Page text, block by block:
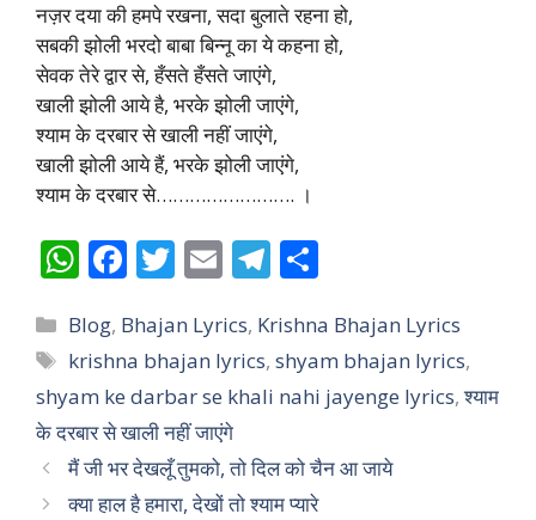
नज़र दया की हमपे रखना, सदा बुलाते रहना हो,
सबकी झोली भरदो बाबा बिन्नू का ये कहना हो,
सेवक तेरे द्वार से, हँसते हँसते जाएंगे,
खाली झोली आये है, भरके झोली जाएंगे,
श्याम के दरबार से खाली नहीं जाएंगे,
खाली झोली आये हैं, भरके झोली जाएंगे,
श्याम के दरबार से……………………. ।
W
at
s
A
p
p
F
e
b
o
o
k
T
itt
er
E
ai
l
T
e
gr
a
m
ar
e
Categories
Blog, Bhajan Lyrics, Krishna Bhajan Lyrics
Tags
krishna bhajan lyrics,shyam bhajan lyrics,
shyam ke darbar se khali nahi jayenge lyrics,श्याम
के दरबार से खाली नहीं जाएंगे
मैं जी भर देखलूँ तुमको, तो दिल को चैन आ जाये
क्या हाल है हमारा, देखों तो श्याम प्यारे